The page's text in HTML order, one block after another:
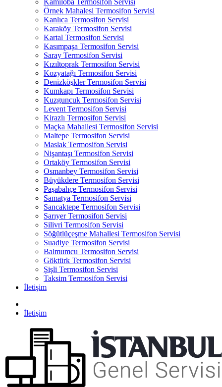
Kamiloba Termosifon Servisi
Örnek Mahalesi Termosifon Servisi
Kanlıca Termosifon Servisi
Karaköy Termosifon Servisi
Kartal Termosifon Servisi
Kasımpaşa Termosifon Servisi
Saray Termosifon Servisi
Kızıltoprak Termosifon Servisi
Kozyatağı Termosifon Servisi
Denizköşkler Termosifon Servisi
Kumkapı Termosifon Servisi
Kuzguncuk Termosifon Servisi
Levent Termosifon Servisi
Kirazlı Termosifon Servisi
Maçka Mahallesi Termosifon Servisi
Maltepe Termosifon Servisi
Maslak Termosifon Servisi
Nişantaşı Termosifon Servisi
Ortaköy Termosifon Servisi
Osmanbey Termosifon Servisi
Büyükdere Termosifon Servisi
Paşabahçe Termosifon Servisi
Samatya Termosifon Servisi
Sancaktepe Termosifon Servisi
Sarıyer Termosifon Servisi
Silivri Termosifon Servisi
Söğütlüçeşme Mahallesi Termosifon Servisi
Suadiye Termosifon Servisi
Balmumcu Termosifon Servisi
Göktürk Termosifon Servisi
Şişli Termosifon Servisi
Taksim Termosifon Servisi
İletişim
İletişim